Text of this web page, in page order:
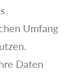
Umfang
Daten